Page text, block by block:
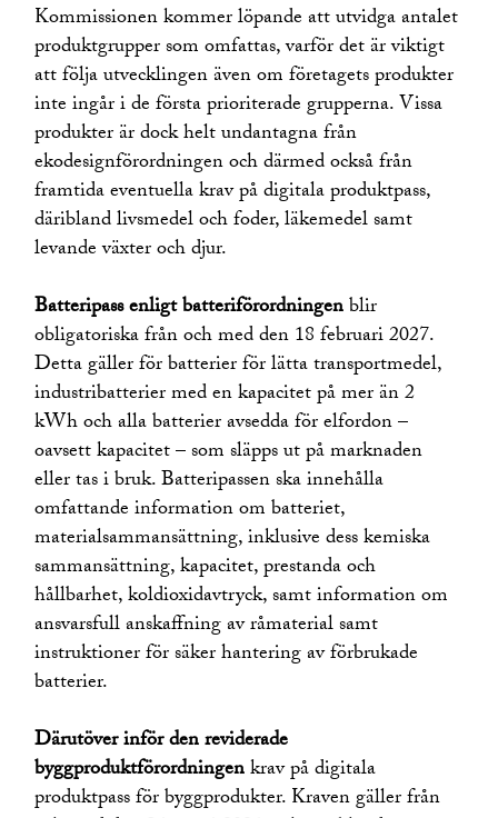
Kommissionen kommer löpande att utvidga antalet
produktgrupper som omfattas, varför det är viktigt
att följa utvecklingen även om företagets produkter
inte ingår i de första prioriterade grupperna. Vissa
produkter är dock helt undantagna från
ekodesignförordningen och därmed också från
framtida eventuella krav på digitala produktpass,
däribland livsmedel och foder, läkemedel samt
levande växter och djur.
Batteripass enligt batteriförordningenblir
obligatoriska från och med den 18 februari 2027.
Detta gäller för batterier för lätta transportmedel,
industribatterier med en kapacitet på mer än 2
kWh och alla batterier avsedda för elfordon –
oavsett kapacitet – som släpps ut på marknaden
eller tas i bruk. Batteripassen ska innehålla
omfattande information om batteriet,
materialsammansättning, inklusive dess kemiska
sammansättning, kapacitet, prestanda och
hållbarhet, koldioxidavtryck, samt information om
ansvarsfull anskaffning av råmaterial samt
instruktioner för säker hantering av förbrukade
batterier.
Därutöver inför den reviderade
byggproduktförordningenkrav på digitala
produktpass för byggprodukter. Kraven gäller från